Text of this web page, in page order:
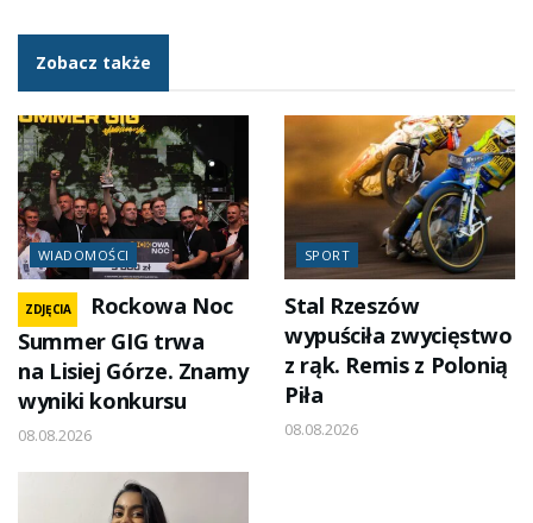
Zobacz także
WIADOMOŚCI
ZDJĘCIA
Rockowa Noc
Summer GIG trwa
na Lisiej Górze. Znamy
wyniki konkursu
08.08.2026
SPORT
Stal Rzeszów
wypuściła zwycięstwo
z rąk. Remis z Polonią
Piła
08.08.2026